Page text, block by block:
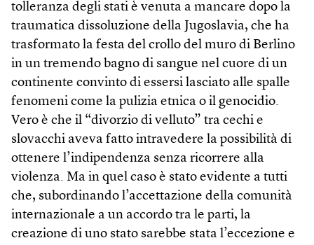
tolleranza degli stati è venuta a mancare dopo la
traumatica dissoluzione della Jugoslavia, che ha
trasformato la festa del crollo del muro di Berlino
in un tremendo bagno di sangue nel cuore di un
continente convinto di essersi lasciato alle spalle
fenomeni come la pulizia etnica o il genocidio.
Vero è che il “divorzio di velluto” tra cechi e
slovacchi aveva fatto intravedere la possibilità di
ottenere l’indipendenza senza ricorrere alla
violenza. Ma in quel caso è stato evidente a tutti
che, subordinando l’accettazione della comunità
internazionale a un accordo tra le parti, la
creazione di uno stato sarebbe stata l’eccezione e